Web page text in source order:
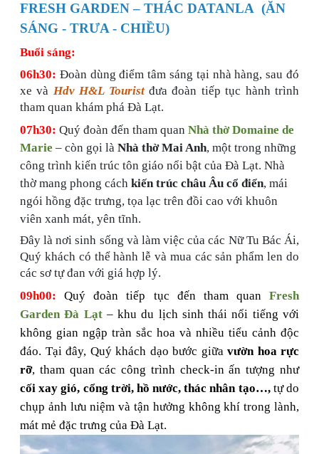
FRESH GARDEN – THÁC DATANLA (ĂN
SÁNG - TRƯA - CHIỀU)
Buổi sáng:
06h30: Đoàn dùng điểm tâm sáng tại nhà hàng, sau đó
xe và Hdv H&L Tourist đưa đoàn tiếp tục hành trình
tham quan khám phá Đà Lạt.
07h30: Quý đoàn đến tham quan Nhà thờ Domaine de
Marie – còn gọi là Nhà thờ Mai Anh, một trong những
công trình kiến trúc tôn giáo nổi bật của Đà Lạt. Nhà
thờ mang phong cách kiến trúc châu Âu cổ điển, mái
ngói hồng đặc trưng, tọa lạc trên đồi cao với khuôn
viên xanh mát, yên tĩnh.
Đây là nơi sinh sống và làm việc của các Nữ Tu Bác Ái,
Quý khách có thể hành lễ và mua các sản phẩm len do
các sơ tự đan với giá hợp lý.
09h00:Quý đoàn tiếp tục đến tham quan Fresh
Garden Đà Lạt – khu du lịch sinh thái nổi tiếng với
không gian ngập tràn sắc hoa và nhiều tiểu cảnh độc
đáo. Tại đây, Quý khách dạo bước giữa vườn hoa rực
rỡ, tham quan các công trình check-in ấn tượng như
cối xay gió, cổng trời, hồ nước, thác nhân tạo…,tự do
chụp ảnh lưu niệm và tận hưởng không khí trong lành,
mát mẻ đặc trưng của Đà Lạt.